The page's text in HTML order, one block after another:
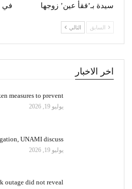
سيدة بـ’فقأ عين’ زوجها
في
السابق التالي
اخر الاخبار
measures to prevent…
يوليو 19, 2026
UNAMI discuss…
يوليو 19, 2026
outage did not reveal…